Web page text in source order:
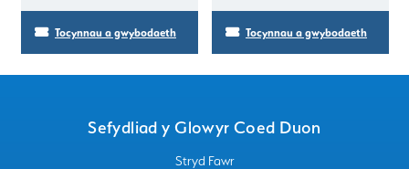
Tocynnau a gwybodaeth Tocynnau a gwybodaeth
Sefydliad y Glowyr Coed Duon
Stryd Fawr